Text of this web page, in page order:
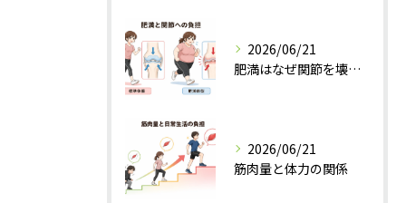
2026/06/21
肥満はなぜ関節を壊すのか？
2026/06/21
筋肉量と体力の関係